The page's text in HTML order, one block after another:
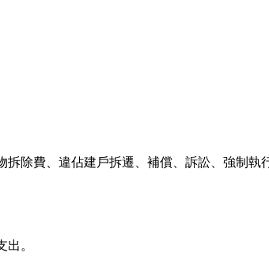
除費、違佔建戶拆遷、補償、訴訟、強制執
。